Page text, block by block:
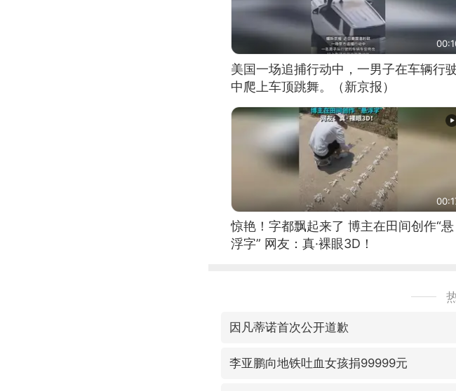
美国一场追捕行动中，一男子在车辆行
中爬上车顶跳舞。（新京报）
惊艳！字都飘起来了 博主在田间创作“悬
浮字” 网友：真·裸眼3D！
因凡蒂诺首次公开道歉
李亚鹏向地铁吐血女孩捐99999元